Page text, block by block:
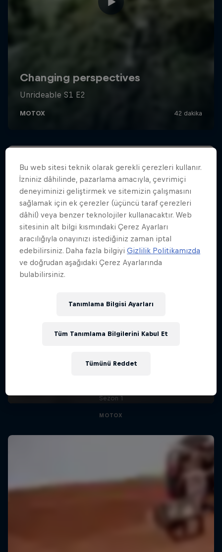
Sezon 1
MOTOX
Bu web sitesi teknik olarak gerekli çerezleri kullanır.
İzniniz dâhilinde, pazarlama amacıyla, çevrimiçi
deneyiminizi geliştirmek ve sitemizin çalışmasını
sağlamak için ek çerezler (üçüncü taraf çerezleri
dâhil) veya benzer teknolojiler kullanacaktır. Web
sitesinin alt bilgi kısmındaki Çerez Ayarları
aracılığıyla onayınızı istediğiniz zaman iptal
edebilirsiniz. Daha fazla bilgiyiGizlilik Politikamızda
ve doğrudan aşağıdaki Çerez Ayarlarında
bulabilirsiniz.
Tanımlama Bilgisi Ayarları
Tümünü Reddet
Tüm Tanımlama Bilgilerini Kabul Et